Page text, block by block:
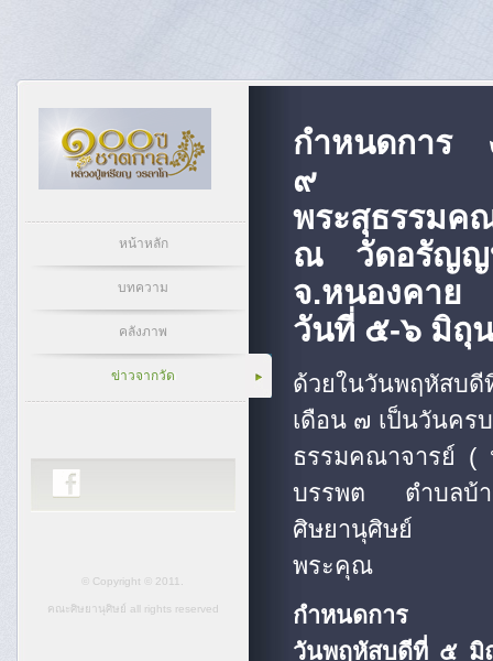
หน้าหลัก
บทความ
คลังภาพ
ข่าวจากวัด
© Copyright © 2011.
คณะศิษยานุศิษย์ all rights reserved
กำหนดการ
๙
พระสุธรรมค
ณ วัดอรัญญ
จ.หนองคาย
วันที่ ๕-๖ มิถุ
ด้วยในวันพฤหัส
เดือน ๗ เป็นวันค
ธรรมคณาจารย์ (
บรรพต ตำบลบ้า
ศิษยานุศิษย์ จึงไ
พระคุณ
กำหนดการ
วันพฤหัสบดีที่ ๕